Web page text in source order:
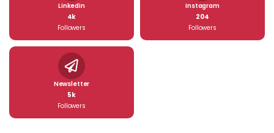
Linkedin
4k
Followers
Instagram
204
Followers
Newsletter
5k
Followers